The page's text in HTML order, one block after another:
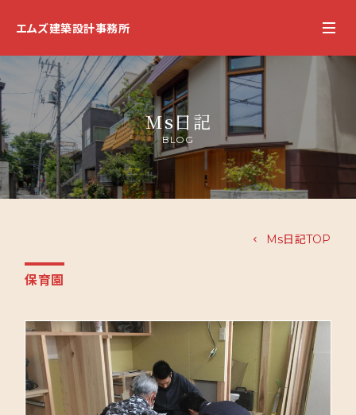
エムズ建築設計事務所
Ms日記
BLOG
Ms日記TOP
保育園